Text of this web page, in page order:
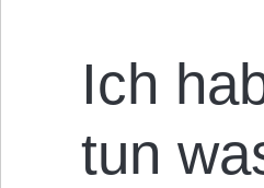
Ich
tun